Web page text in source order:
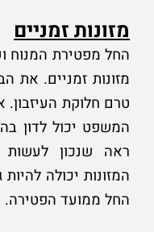
מזונות זמניים
החל מפטירת המנוח
מזונות זמניים.
טרם חלוקת
ראה שנכון לעשות
המזונות יכולה
החל ממועד הפטירה.